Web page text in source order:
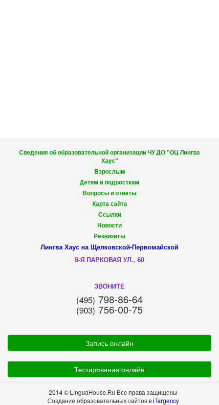
Сведения об образовательной организации ЧУ ДО "ОЦ Лингва
Хаус"
Взрослым
Детям и подросткам
Вопросы и ответы
Карта сайта
Ссылки
Новости
Реквизиты
Лингва Хаус на Щелковской-Первомайской
9-Я ПАРКОВАЯ УЛ., 60
ЗВОНИТЕ
(495) 798-86-64
(903) 756-00-75
Запись онлайн
Тестирование онлайн
2014 © LinguaHouse.Ru Все права защищены
Создание образовательных сайтов вiTargency